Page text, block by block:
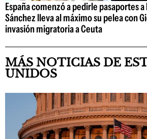
España comenzó a pedirle pasaportes
Sánchez lleva al máximo su pelea con
invasión migratoria a Ceuta
MÁS NOTICIAS DE
UNIDOS